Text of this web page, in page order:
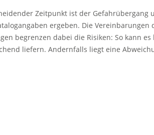
Zeitpunkt ist der
ergeben. Die
dabei die Risiken: So
liefern. Andernfalls liegt eine